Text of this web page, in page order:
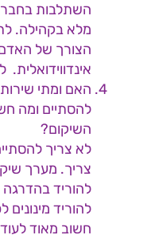
השתלבות
מלא בקהילה.
הצורך של
האם ומתי
להסתיים ומה
השיקום?
לא צריך
צריך. מערך
להוריד
להוריד מינונים
חשוב מאוד